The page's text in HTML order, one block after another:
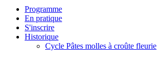
Programme
En pratique
S'inscrire
Historique
Cycle Pâtes molles à croûte fleurie